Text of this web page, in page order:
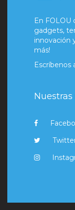
En
gadgets,
innovación
más!
Escríbenos
Nuestras